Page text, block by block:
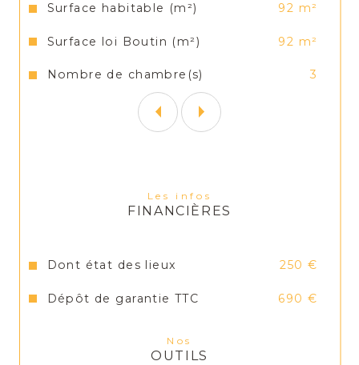
Surface habitable (m²) 92 m²
Surface loi Boutin (m²) 92 m²
Nombre de chambre(s) 3
Dépôt de Garantie : 690 €
Pour plus de renseignements merci de
contact@versus-immobilier.com
Les infos
FINANCIÈRES
Dont état des lieux 250 €
Dépôt de garantie TTC 690 €
Nos
OUTILS